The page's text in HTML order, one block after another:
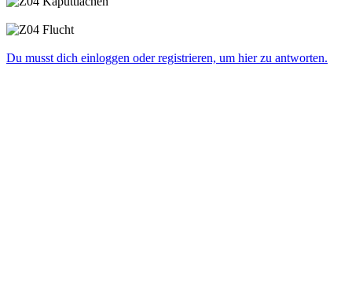
Du musst dich einloggen oder registrieren, um hier zu antworten.